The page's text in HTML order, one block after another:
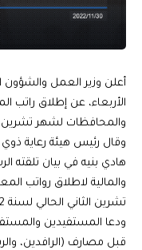
أعلن وزير العمل والشؤون
الأربعاء، عن إطلاق راتب
والمحافظات لشهر تشرين
وقال رئيس هيئة رعاية ذوي
هادي بنيه في بيان تلقته
والمالية ‏لاطلاق رواتب
تشرين الثاني الحالي لسنة 2022”.
ودعا المستفيدين
قبل مصارف ‌‏(الرافدين،